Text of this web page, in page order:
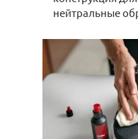
нейтральные